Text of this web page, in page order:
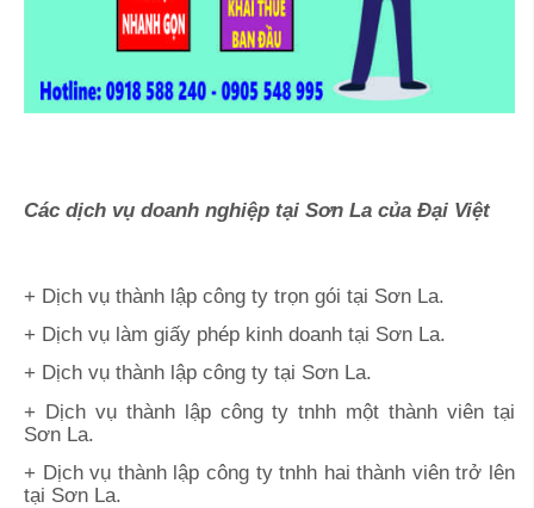
Các dịch vụ doanh nghiệp tại Sơn La của Đại Việt
+ Dịch vụ thành lập công ty trọn gói tại Sơn La.
+ Dịch vụ làm giấy phép kinh doanh tại Sơn La.
+ Dịch vụ thành lập công ty tại Sơn La.
+ Dịch vụ thành lập công ty tnhh một thành viên tại
Sơn La.
+ Dịch vụ thành lập công ty tnhh hai thành viên trở lên
tại Sơn La.